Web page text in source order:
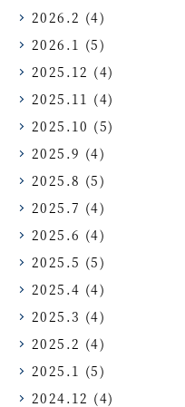
2026.2 (4)
2026.1 (5)
2025.12 (4)
2025.11 (4)
2025.10 (5)
2025.9 (4)
2025.8 (5)
2025.7 (4)
2025.6 (4)
2025.5 (5)
2025.4 (4)
2025.3 (4)
2025.2 (4)
2025.1 (5)
2024.12 (4)